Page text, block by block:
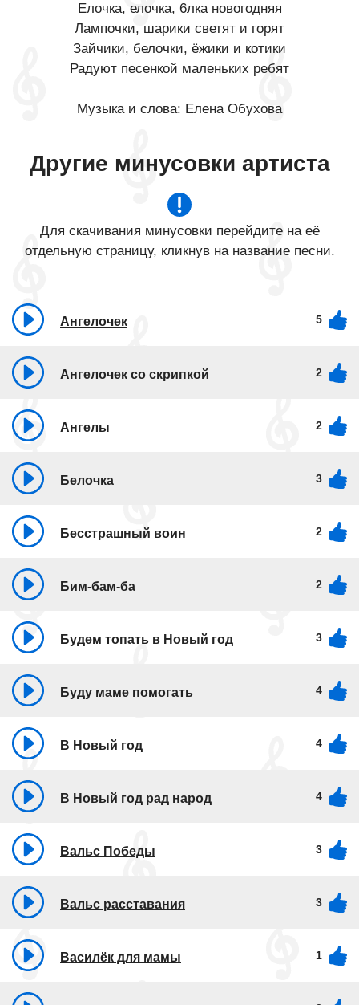
Елочка, елочка, 6лка новогодняя
Лампочки, шарики светят и горят
Зайчики, белочки, ёжики и котики
Радуют песенкой маленьких ребят
Музыка и слова: Елена Обухова
Другие минусовки артиста
Для скачивания минусовки перейдите на её
отдельную страницу, кликнув на название песни.
Ангелочек 5
Ангелочек со скрипкой 2
Ангелы 2
Белочка 3
Бесстрашный воин 2
Бим-бам-ба 2
Будем топать в Новый год 3
Буду маме помогать 4
В Новый год 4
В Новый год рад народ 4
Вальс Победы 3
Вальс расставания 3
Василёк для мамы 1